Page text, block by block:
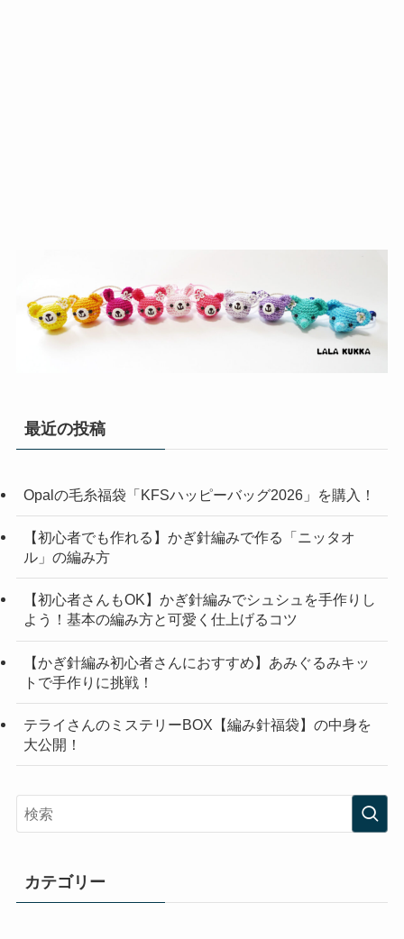
最近の投稿
Opalの毛糸福袋「KFSハッピーバッグ2026」を購入！
【初心者でも作れる】かぎ針編みで作る「ニッタオ
ル」の編み方
【初心者さんもOK】かぎ針編みでシュシュを手作りし
よう！基本の編み方と可愛く仕上げるコツ
【かぎ針編み初心者さんにおすすめ】あみぐるみキッ
トで手作りに挑戦！
テライさんのミステリーBOX【編み針福袋】の中身を
大公開！
カテゴリー